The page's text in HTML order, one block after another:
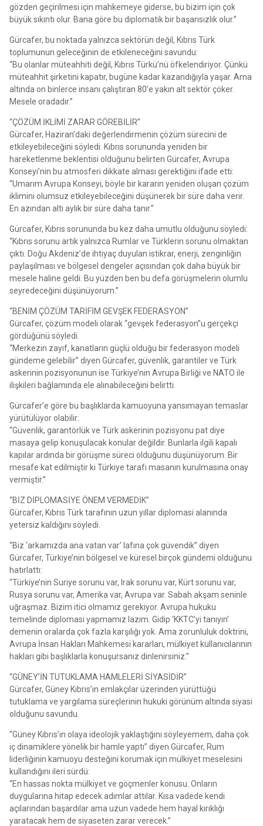
gözden geçirilmesi için mahkemeye giderse, bu bizim için çok
büyük sıkıntı olur. Bana göre bu diplomatik bir başarısızlık olur.”
Gürcafer, bu noktada yalnızca sektörün değil, Kıbrıs Türk
toplumunun geleceğinin de etkileneceğini savundu:
“Bu olanlar müteahhiti değil, Kıbrıs Türkü’nü öfkelendiriyor. Çünkü
müteahhit şirketini kapatır, bugüne kadar kazandığıyla yaşar. Ama
altında on binlerce insanı çalıştıran 80’e yakın alt sektör çöker.
Mesele oradadır.”
“ÇÖZÜM İKLİMİ ZARAR GÖREBİLİR”
Gürcafer, Haziran’daki değerlendirmenin çözüm sürecini de
etkileyebileceğini söyledi. Kıbrıs sorununda yeniden bir
hareketlenme beklentisi olduğunu belirten Gürcafer, Avrupa
Konseyi’nin bu atmosferi dikkate alması gerektiğini ifade etti:
“Umarım Avrupa Konseyi, böyle bir kararın yeniden oluşan çözüm
iklimini olumsuz etkileyebileceğini düşünerek bir süre daha verir.
En azından altı aylık bir süre daha tanır.”
Gürcafer, Kıbrıs sorununda bu kez daha umutlu olduğunu söyledi:
“Kıbrıs sorunu artık yalnızca Rumlar ve Türklerin sorunu olmaktan
çıktı. Doğu Akdeniz’de ihtiyaç duyulan istikrar, enerji, zenginliğin
paylaşılması ve bölgesel dengeler açısından çok daha büyük bir
mesele haline geldi. Bu yüzden ben bu defa görüşmelerin olumlu
seyredeceğini düşünüyorum.”
“BENİM ÇÖZÜM TARİFİM GEVŞEK FEDERASYON”
Gürcafer, çözüm modeli olarak “gevşek federasyon”u gerçekçi
gördüğünü söyledi.
“Merkezin zayıf, kanatların güçlü olduğu bir federasyon modeli
gündeme gelebilir” diyen Gürcafer, güvenlik, garantiler ve Türk
askerinin pozisyonunun ise Türkiye’nin Avrupa Birliği ve NATO ile
ilişkileri bağlamında ele alınabileceğini belirtti.
Gürcafer’e göre bu başlıklarda kamuoyuna yansımayan temaslar
yürütülüyor olabilir:
“Güvenlik, garantörlük ve Türk askerinin pozisyonu pat diye
masaya gelip konuşulacak konular değildir. Bunlarla ilgili kapalı
kapılar ardında bir görüşme süreci olduğunu düşünüyorum. Bir
mesafe kat edilmiştir ki Türkiye tarafı masanın kurulmasına onay
vermiştir.”
“BİZ DİPLOMASİYE ÖNEM VERMEDİK”
Gürcafer, Kıbrıs Türk tarafının uzun yıllar diplomasi alanında
yetersiz kaldığını söyledi.
“Biz ‘arkamızda ana vatan var’ lafına çok güvendik” diyen
Gürcafer, Türkiye’nin bölgesel ve küresel birçok gündemi olduğunu
hatırlattı:
“Türkiye’nin Suriye sorunu var, Irak sorunu var, Kürt sorunu var,
Rusya sorunu var, Amerika var, Avrupa var. Sabah akşam seninle
uğraşmaz. Bizim itici olmamız gerekiyor. Avrupa hukuku
temelinde diplomasi yapmamız lazım. Gidip ‘KKTC’yi tanıyın’
demenin oralarda çok fazla karşılığı yok. Ama zorunluluk doktrini,
Avrupa İnsan Hakları Mahkemesi kararları, mülkiyet kullanıcılarının
hakları gibi başlıklarla konuşursanız dinlenirsiniz.”
“GÜNEY’İN TUTUKLAMA HAMLELERİ SİYASİDİR”
Gürcafer, Güney Kıbrıs’ın emlakçılar üzerinden yürüttüğü
tutuklama ve yargılama süreçlerinin hukuki görünüm altında siyasi
olduğunu savundu.
“Güney Kıbrıs’ın olaya ideolojik yaklaştığını söyleyemem; daha çok
iç dinamiklere yönelik bir hamle yaptı” diyen Gürcafer, Rum
liderliğinin kamuoyu desteğini korumak için mülkiyet meselesini
kullandığını ileri sürdü:
“En hassas nokta mülkiyet ve göçmenler konusu. Onların
duygularına hitap edecek adımlar attılar. Kısa vadede kendi
açılarından başardılar ama uzun vadede hem hayal kırıklığı
yaratacak hem de siyaseten zarar verecek.”